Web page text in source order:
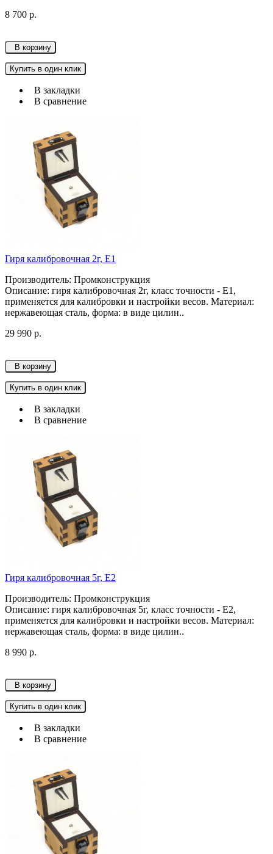
8 700 р.
В корзину
Купить в один клик
В закладки
В сравнение
Гиря калибровочная 2г, Е1
Производитель: Промконструкция
Описание: гиря калибровочная 2г, класс точности - Е1,
применяется для калибровки и настройки весов. Материал:
нержавеющая сталь, форма: в виде цилин..
29 990 р.
В корзину
Купить в один клик
В закладки
В сравнение
Гиря калибровочная 5г, Е2
Производитель: Промконструкция
Описание: гиря калибровочная 5г, класс точности - Е2,
применяется для калибровки и настройки весов. Материал:
нержавеющая сталь, форма: в виде цилин..
8 990 р.
В корзину
Купить в один клик
В закладки
В сравнение